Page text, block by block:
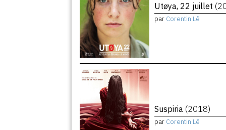
Utøya, 22 juillet
par Corentin Lê
Suspiria (2018)
par Corentin Lê